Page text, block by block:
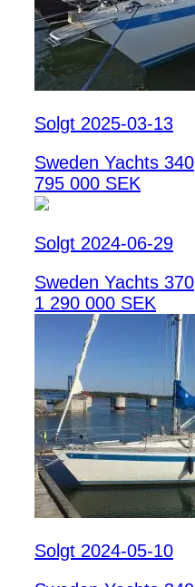
Solgt 2025-03-13
Sweden Yachts 340
795 000 SEK
Solgt 2024-06-29
Sweden Yachts 370
1 290 000 SEK
Solgt 2024-05-10